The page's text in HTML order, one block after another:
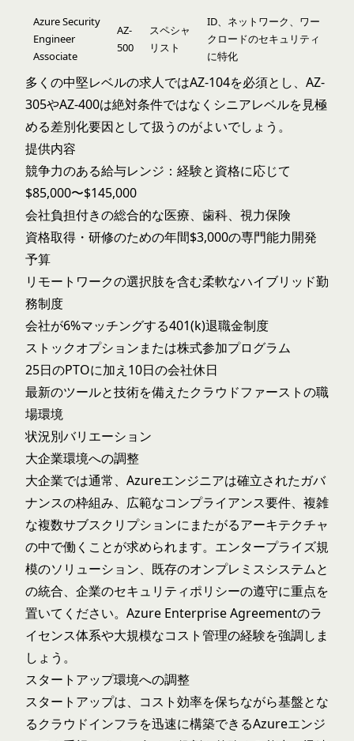
Azure Security
Engineer
Associate
AZ-
500
スペシャ
リスト
ID、ネットワーク、ワー
クロードのセキュリティ
に特化
多くの中堅レベルの求人ではAZ-104を必須とし、AZ-
305やAZ-400は絶対条件ではなくシニアレベルを見極
める差別化要因として扱うのがよいでしょう。
提供内容
競争力のある給与レンジ：経験と資格に応じて
$85,000〜$145,000
会社負担付きの総合的な医療、歯科、視力保険
資格取得・研修のための年間$3,000の専門能力開発
予算
リモートワークの選択肢を含む柔軟なハイブリッド勤
務制度
会社が6%マッチングする401(k)退職金制度
ストックオプションまたは株式参加プログラム
25日のPTOに加え10日の会社休日
最新のツールと技術を備えたクラウドファーストの職
場環境
状況別バリエーション
大企業環境への調整
大企業では通常、Azureエンジニアは確立されたガバ
ナンスの枠組み、広範なコンプライアンス要件、複雑
な複数サブスクリプションにまたがるアーキテクチャ
の中で働くことが求められます。エンタープライズ規
模のソリューション、既存のオンプレミスシステムと
の統合、企業のセキュリティポリシーの遵守に重点を
置いてください。Azure Enterprise Agreementのラ
イセンス体系や大規模なコスト管理の経験を強調しま
しょう。
スタートアップ環境への調整
スタートアップは、コスト効率を保ちながら基盤とな
るクラウドインフラを迅速に構築できるAzureエンジ